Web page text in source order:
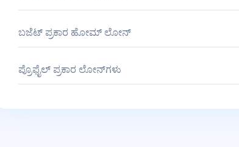
ಬಜೆಟ್ ಪ್ರಕಾರ ಹೋಮ್ ಲೋನ್
ಪ್ರೊಫೈಲ್ ಪ್ರಕಾರ ಲೋನ್‌ಗಳು